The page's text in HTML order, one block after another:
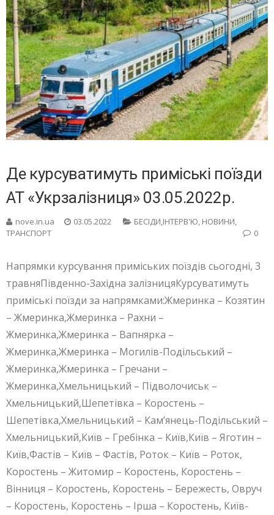
Де курсуватимуть приміські поїзди
АТ «Укрзалізниця» 03.05.2022р.
nove.in.ua 03.05.2022 БЕСIДИ,ІНТЕРВ'Ю, НОВИНИ,
ТРАНСПОРТ
0
Напрямки курсування приміських поїздів сьогодні, 3
травняПівденно-Західна залізницяКурсуватимуть
приміські поїзди за напрямками:Жмеринка – Козятин
– Жмеринка,Жмеринка – Рахни –
Жмеринка,Жмеринка – Вапнярка –
Жмеринка,Жмеринка – Могилів-Подільський –
Жмеринка,Жмеринка – Гречани –
Жмеринка,Хмельницький – Підволочиськ –
Хмельницький,Шепетівка – Коростень –
Шепетівка,Хмельницький – Кам’янець-Подільський –
Хмельницький,Київ – Гребінка – Київ,Київ – Яготин –
Київ,Фастів – Київ – Фастів, Роток – Київ – Роток,
Коростень – Житомир – Коростень, Коростень –
Вінниця – Коростень, Коростень – Бережесть, Овруч
– Коростень, Коростень – Ірша – Коростень, Київ-